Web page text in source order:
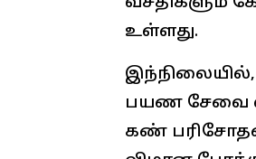
உள்ளது.
பயண சேவை
கண்